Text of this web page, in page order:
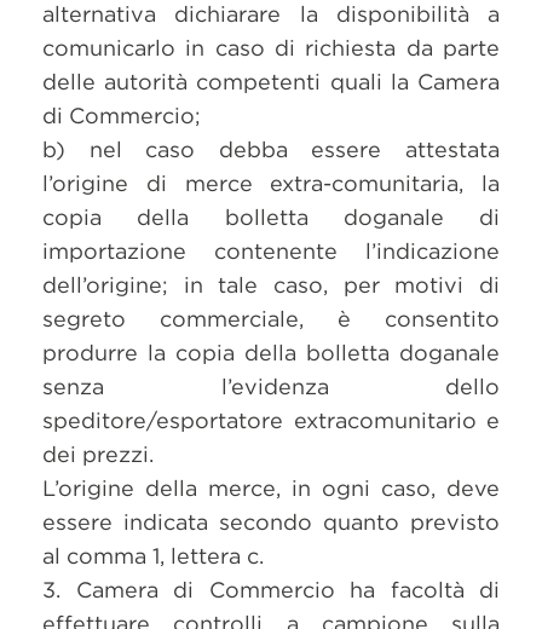
alternativa dichiarare la disponibilità a
comunicarlo in caso di richiesta da parte
delle autorità competenti quali la Camera
di Commercio;
b) nel caso debba essere attestata
l’origine di merce extra-comunitaria, la
copia della bolletta doganale di
importazione contenente l’indicazione
dell’origine; in tale caso, per motivi di
segreto commerciale, è consentito
produrre la copia della bolletta doganale
senza l’evidenza dello
speditore/esportatore extracomunitario e
dei prezzi.
L’origine della merce, in ogni caso, deve
essere indicata secondo quanto previsto
al comma 1, lettera c.
3. Camera di Commercio ha facoltà di
effettuare controlli a campione sulla